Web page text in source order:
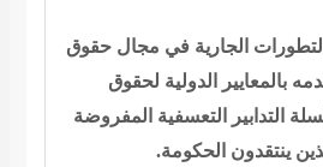
الجارية في مجال حقوق
بالمعايير الدولية لحقوق
التدابير التعسفية المفروضة
ينتقدون الحكومة.